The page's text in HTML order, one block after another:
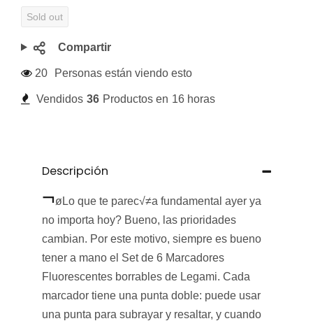
Sold out
Compartir
20 Personas están viendo esto
Vendidos 36 Productos en 16 horas
Descripción
¬øLo que te parec√≠a fundamental ayer ya
no importa hoy? Bueno, las prioridades
cambian. Por este motivo, siempre es bueno
tener a mano el Set de 6 Marcadores
Fluorescentes borrables de Legami. Cada
marcador tiene una punta doble: puede usar
una punta para subrayar y resaltar, y cuando